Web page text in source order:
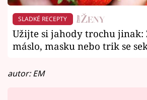
SLADKÉ RECEPTY
Užijte si jahody trochu jinak:
máslo, masku nebo trik se
autor: EM